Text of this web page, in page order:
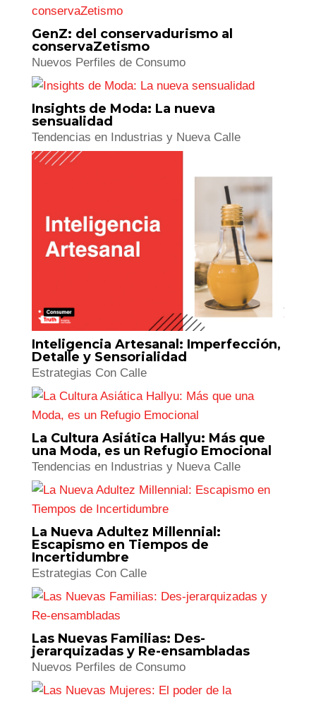
Generación Plateada: Oportunidades
para los Nuevos Senior
Nuevos Perfiles de Consumo
GenZ: del conservadurismo al
Insights de Moda: La nueva
sensualidad
Tendencias en Industrias y Nueva Calle
Inteligencia Artesanal: Imperfección,
Detalle y Sensorialidad
Estrategias Con Calle
La Cultura Asiática Hallyu: Más que
una Moda, es un Refugio Emocional
Tendencias en Industrias y Nueva Calle
La Nueva Adultez Millennial:
Escapismo en Tiempos de
Incertidumbre